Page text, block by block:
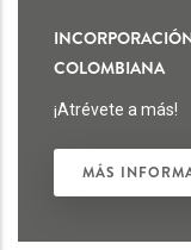
COLOMBIANA
¡Atrévete a más!
MÁS